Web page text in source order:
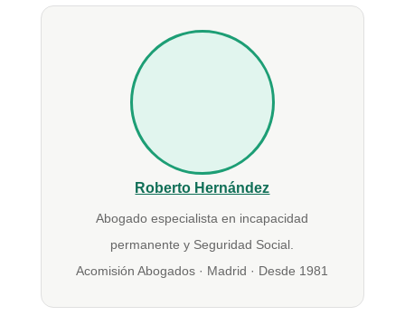
Roberto Hernández
Abogado especialista en incapacidad
permanente y Seguridad Social.
Acomisión Abogados · Madrid · Desde 1981